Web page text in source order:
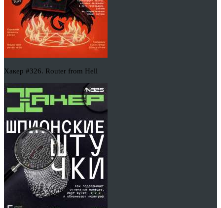
Хакер #326. Router from Hell